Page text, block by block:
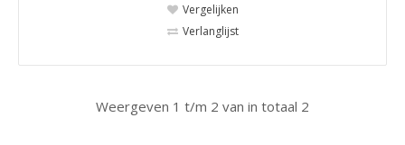
Vergelijken
Verlanglijst
Weergeven 1 t/m 2 van in totaal 2